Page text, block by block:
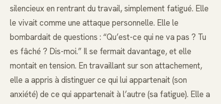
silencieux en rentrant du travail, simplement fatigué. Elle
le vivait comme une attaque personnelle. Elle le
bombardait de questions : “Qu’est-ce qui ne va pas ? Tu
es fâché ? Dis-moi.” Il se fermait davantage, et elle
montait en tension. En travaillant sur son attachement,
elle a appris à distinguer ce qui lui appartenait (son
anxiété) de ce qui appartenait à l’autre (sa fatigue). Elle a